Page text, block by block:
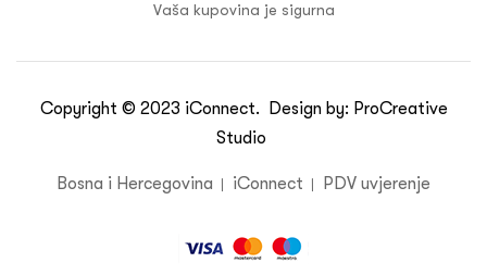
Vaša kupovina je sigurna
Copyright © 2023 iConnect. Design by: ProCreative
Studio
Bosna i Hercegovina iConnect PDV uvjerenje